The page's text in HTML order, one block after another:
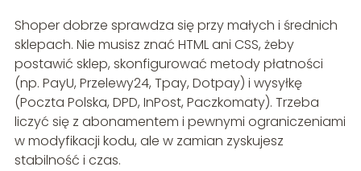
Shoper dobrze sprawdza się przy małych i średnich
sklepach. Nie musisz znać HTML ani CSS, żeby
postawić sklep, skonfigurować metody płatności
(np. PayU, Przelewy24, Tpay, Dotpay) i wysyłkę
(Poczta Polska, DPD, InPost, Paczkomaty). Trzeba
liczyć się z abonamentem i pewnymi ograniczeniami
w modyfikacji kodu, ale w zamian zyskujesz
stabilność i czas.